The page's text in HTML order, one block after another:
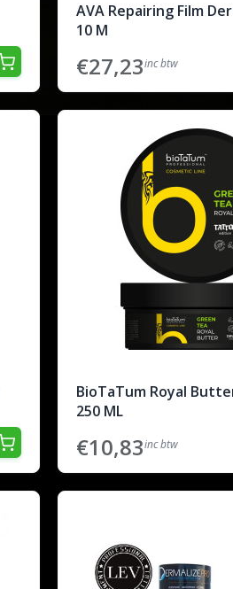
AVA Repairing Film
10 M
€27,23inc btw
BioTaTum Royal
250 ML
€10,83inc btw